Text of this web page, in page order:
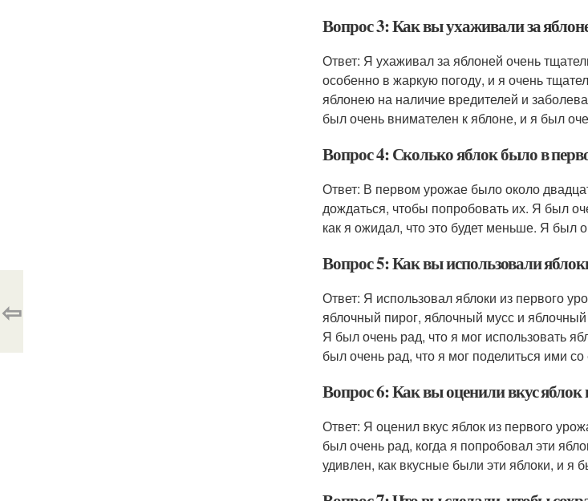
Вопрос 3: Как вы ухаживали за
Ответ: Я ухаживал за яблоней очень
особенно в жаркую погоду, и я очень
яблонею на наличие вредителей и
был очень внимателен к яблоне, и я был
Вопрос 4: Сколько яблок было в
Ответ: В первом урожае было около
дождаться, чтобы попробовать их. Я был
как я ожидал, что это будет меньше. Я был
Вопрос 5: Как вы использовали
Ответ: Я использовал яблоки из первого
яблочный пирог, яблочный мусс и
Я был очень рад, что я мог использовать
был очень рад, что я мог поделиться ими
Вопрос 6: Как вы оценили вкус яблок
Ответ: Я оценил вкус яблок из первого
был очень рад, когда я попробовал эти
удивлен, как вкусные были эти яблоки, и я
⇦